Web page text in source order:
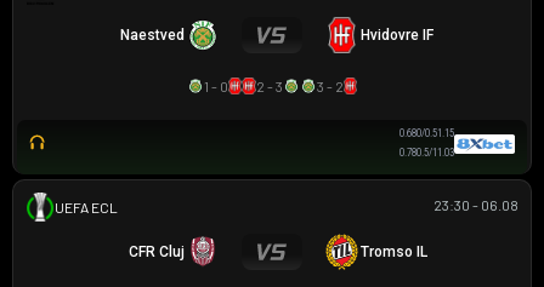
Naestved Hvidovre IF
1 - 0 2 - 3 3 - 2
0.680/0.51.15
0.780.5/1 1.03
23:30 - 06.08
CFR Cluj Tromso IL